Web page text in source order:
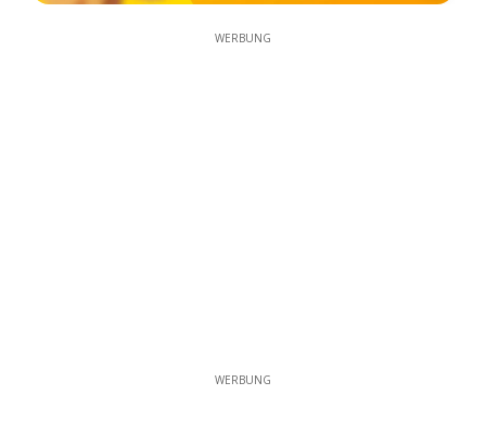
WERBUNG
WERBUNG